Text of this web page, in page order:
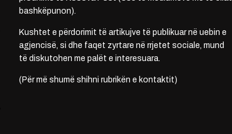
bashkëpunon).
Kushtet e përdorimit të artikujve të publikuar në uebin e
agjencisë, si dhe faqet zyrtare në rrjetet sociale, mund
të diskutohen me palët e interesuara.
(Për më shumë shihni rubrikën e kontaktit)